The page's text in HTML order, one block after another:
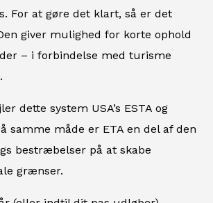
For at gøre det klart, så er det
giver mulighed for korte ophold
– i forbindelse med turisme
dette system USA’s ESTA og
samme måde er ETA en del af den
bestræbelser på at skabe
grænser.